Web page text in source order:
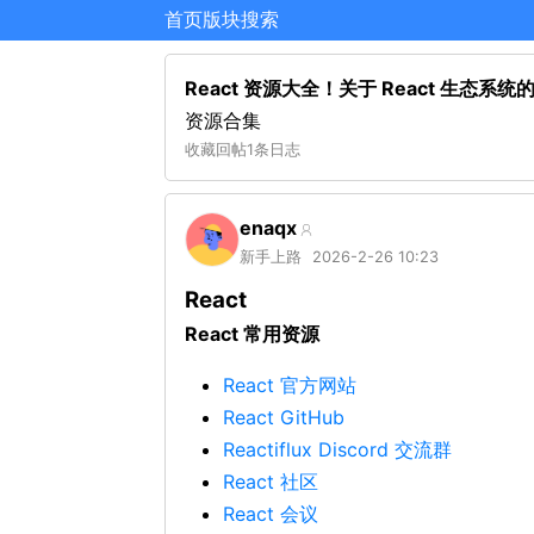
首页版块搜索
React 资源大全！关于 React 生态系统
资源合集
收藏回帖1条日志
enaqx
新手上路 2026-2-26 10:23
React
React 常用资源
React 官方网站
React GitHub
Reactiflux Discord 交流群
React 社区
React 会议